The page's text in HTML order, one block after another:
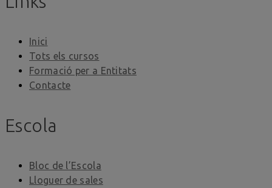
Inici
Tots els cursos
Formació per a Entitats
Contacte
Escola
Bloc de l’Escola
Lloguer de sales